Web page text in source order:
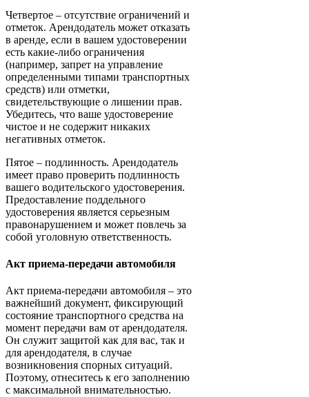
Четвертое – отсутствие ограничений и
отметок. Арендодатель может отказать
в аренде, если в вашем удостоверении
есть какие-либо ограничения
(например, запрет на управление
определенными типами транспортных
средств) или отметки,
свидетельствующие о лишении прав.
Убедитесь, что ваше удостоверение
чистое и не содержит никаких
негативных отметок.
Пятое – подлинность. Арендодатель
имеет право проверить подлинность
вашего водительского удостоверения.
Предоставление поддельного
удостоверения является серьезным
правонарушением и может повлечь за
собой уголовную ответственность.
Акт приема-передачи автомобиля
Акт приема-передачи автомобиля – это
важнейший документ, фиксирующий
состояние транспортного средства на
момент передачи вам от арендодателя.
Он служит защитой как для вас, так и
для арендодателя, в случае
возникновения спорных ситуаций.
Поэтому, отнеситесь к его заполнению
с максимальной внимательностью.